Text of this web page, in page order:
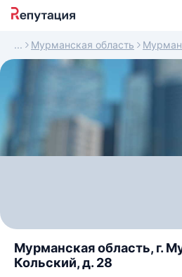
Мурманская область
Мурманская область, г.
Кольский, д. 28